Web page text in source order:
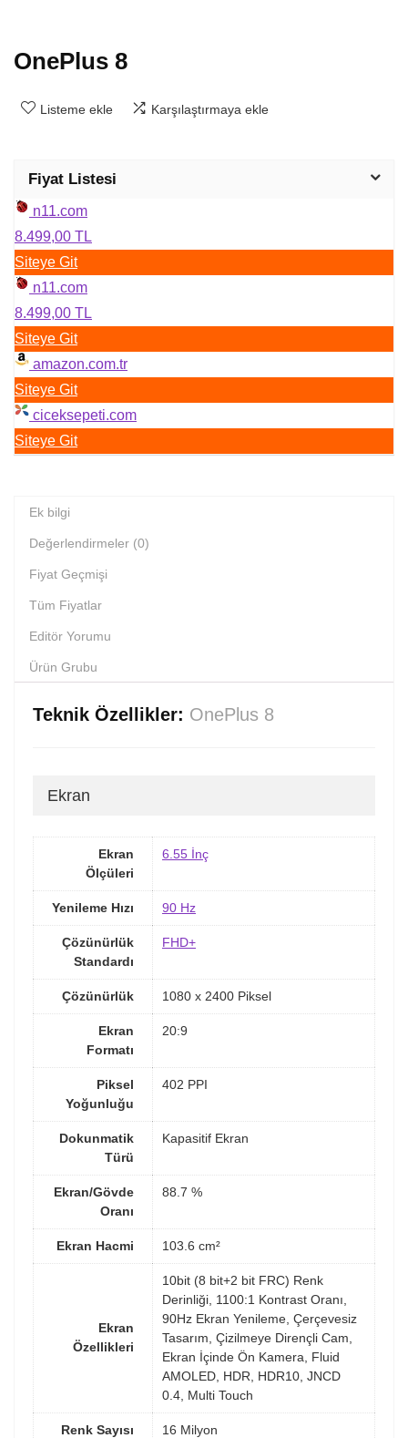
OnePlus 8
Listeme ekle Karşılaştırmaya ekle
Fiyat Listesi
n11.com
8.499,00 TL
Siteye Git
n11.com
8.499,00 TL
Siteye Git
amazon.com.tr
Siteye Git
ciceksepeti.com
Siteye Git
Ek bilgi
Değerlendirmeler (0)
Fiyat Geçmişi
Tüm Fiyatlar
Editör Yorumu
Ürün Grubu
Teknik Özellikler: OnePlus 8
Ekran
Ekran
Ölçüleri
6.55 İnç
Yenileme Hızı 90 Hz
Çözünürlük
Standardı
FHD+
Çözünürlük 1080 x 2400 Piksel
Ekran
Formatı
20:9
Piksel
Yoğunluğu
402 PPI
Dokunmatik
Türü
Kapasitif Ekran
Ekran/Gövde
Oranı
88.7 %
Ekran Hacmi 103.6 cm²
Ekran
Özellikleri
10bit (8 bit+2 bit FRC) Renk
Derinliği, 1100:1 Kontrast Oranı,
90Hz Ekran Yenileme, Çerçevesiz
Tasarım, Çizilmeye Dirençli Cam,
Ekran İçinde Ön Kamera, Fluid
AMOLED, HDR, HDR10, JNCD
0.4, Multi Touch
Renk Sayısı 16 Milyon